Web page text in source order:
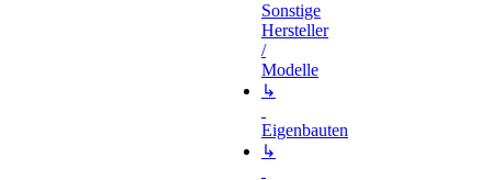
Sonstige
Hersteller
/
Modelle
↳
Eigenbauten
↳